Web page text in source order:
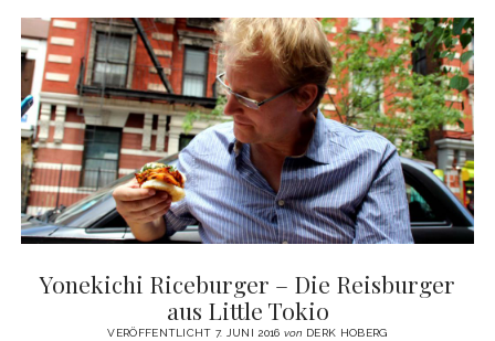
FÜR
DEN
BURGER
Yonekichi Riceburger – Die Reisburger
aus Little Tokio
VERÖFFENTLICHT 7. JUNI 2016 von DERK HOBERG